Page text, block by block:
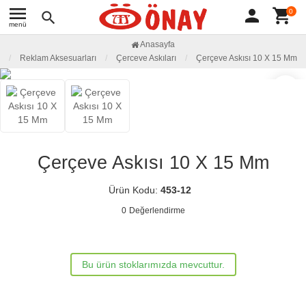
menu
menü search person shopping_cart0
Anasayfa
Reklam Aksesuarları
Çerceve Askıları Çerçeve Askısı 10 X 15 Mm
Çerçeve Askısı 10 X 15 Mm
Ürün Kodu: 453-12
0 Değerlendirme
Bu ürün stoklarımızda mevcuttur.